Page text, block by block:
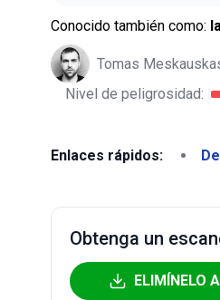
Conocido también como:
Tomas
Nivel de peligrosidad:
Enlaces rápidos:
Obtenga un
ELIMÍNELO